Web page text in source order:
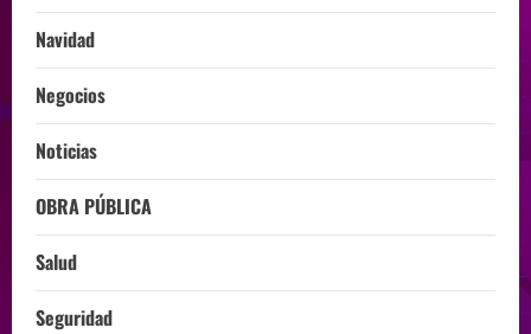
Navidad
Negocios
Noticias
OBRA PÚBLICA
Salud
Seguridad